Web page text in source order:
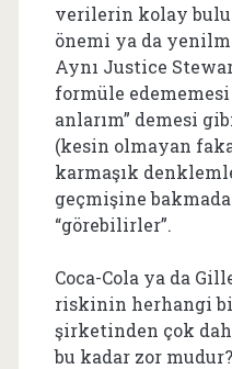
verilerin kolay
önemi ya da
Aynı Justice
formüle
anlarım” demesi
(kesin olmayan
karmaşık
geçmişine
“görebilirler”.
Coca-Cola ya da
riskinin herhangi
şirketinden çok
bu kadar zor